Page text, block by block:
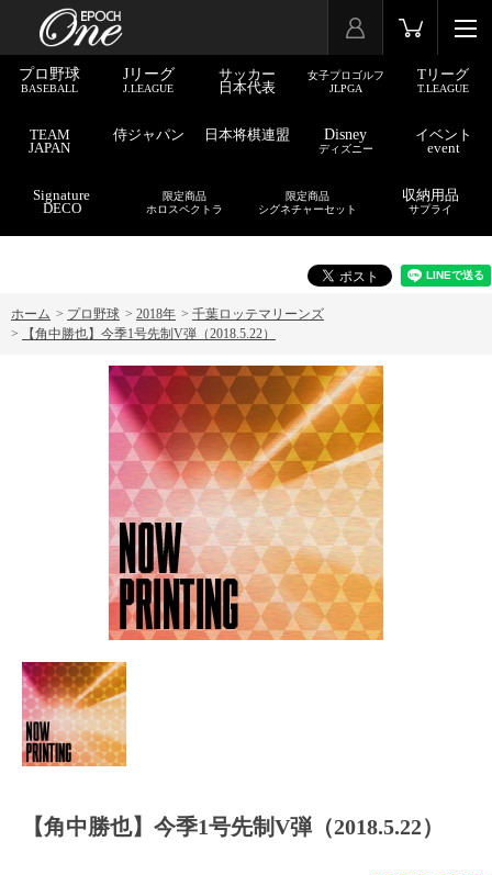
プロ野球
BASEBALL
Jリーグ
J.LEAGUE
サッカー
日本代表
女子プロゴルフ
JLPGA
Tリーグ
T.LEAGUE
TEAM
JAPAN
侍ジャパン 日本将棋連盟 Disney
ディズニー
イベント
event
Signature
DECO
限定商品
ホロスペクトラ
限定商品
シグネチャーセット
収納用品
サプライ
ホーム > プロ野球 > 2018年 > 千葉ロッテマリーンズ
>
【角中勝也】今季1号先制V弾（2018.5.22）
【角中勝也】今季1号先制V弾（2018.5.22）